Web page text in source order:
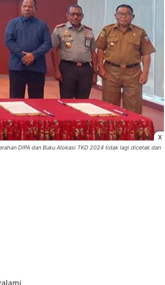
X
DIPA dan Buku Alokasi TKD 2024 tidak lagi dicetak dan